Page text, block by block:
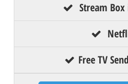
Stream
Free TV